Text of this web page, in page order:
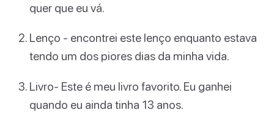
quer que eu vá.
Lenço - encontrei este lenço enquanto estava
tendo um dos piores dias da minha vida.
Livro- Este é meu livro favorito. Eu ganhei
quando eu ainda tinha 13 anos.